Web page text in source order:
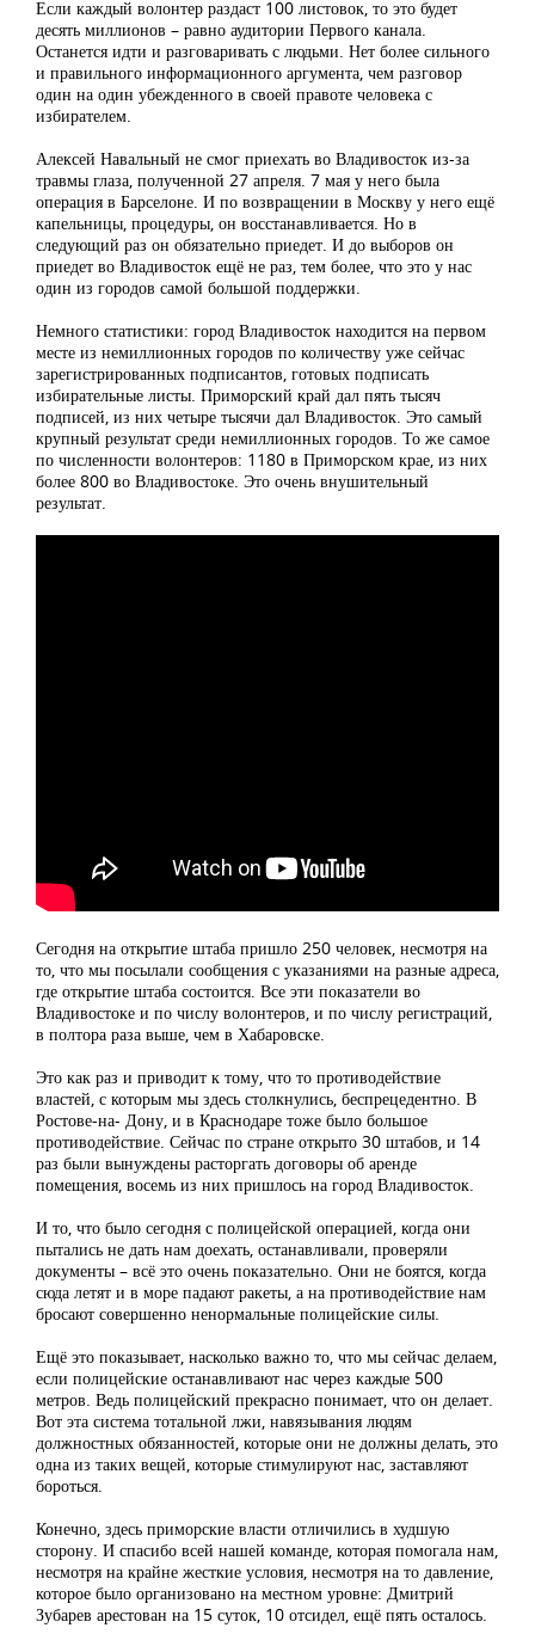
Если каждый волонтер раздаст 100 листовок, то это будет
десять миллионов – равно аудитории Первого канала.
Останется идти и разговаривать с людьми. Нет более сильного
и правильного информационного аргумента, чем разговор
один на один убежденного в своей правоте человека с
избирателем.
Алексей Навальный не смог приехать во Владивосток из-за
травмы глаза, полученной 27 апреля. 7 мая у него была
операция в Барселоне. И по возвращении в Москву у него ещё
капельницы, процедуры, он восстанавливается. Но в
следующий раз он обязательно приедет. И до выборов он
приедет во Владивосток ещё не раз, тем более, что это у нас
один из городов самой большой поддержки.
Немного статистики: город Владивосток находится на первом
месте из немиллионных городов по количеству уже сейчас
зарегистрированных подписантов, готовых подписать
избирательные листы. Приморский край дал пять тысяч
подписей, из них четыре тысячи дал Владивосток. Это самый
крупный результат среди немиллионных городов. То же самое
по численности волонтеров: 1180 в Приморском крае, из них
более 800 во Владивостоке. Это очень внушительный
результат.
Сегодня на открытие штаба пришло 250 человек, несмотря на
то, что мы посылали сообщения с указаниями на разные адреса,
где открытие штаба состоится. Все эти показатели во
Владивостоке и по числу волонтеров, и по числу регистраций,
в полтора раза выше, чем в Хабаровске.
Это как раз и приводит к тому, что то противодействие
властей, с которым мы здесь столкнулись, беспрецедентно. В
Ростове-на- Дону, и в Краснодаре тоже было большое
противодействие. Сейчас по стране открыто 30 штабов, и 14
раз были вынуждены расторгать договоры об аренде
помещения, восемь из них пришлось на город Владивосток.
И то, что было сегодня с полицейской операцией, когда они
пытались не дать нам доехать, останавливали, проверяли
документы – всё это очень показательно. Они не боятся, когда
сюда летят и в море падают ракеты, а на противодействие нам
бросают совершенно ненормальные полицейские силы.
Ещё это показывает, насколько важно то, что мы сейчас делаем,
если полицейские останавливают нас через каждые 500
метров. Ведь полицейский прекрасно понимает, что он делает.
Вот эта система тотальной лжи, навязывания людям
должностных обязанностей, которые они не должны делать, это
одна из таких вещей, которые стимулируют нас, заставляют
бороться.
Конечно, здесь приморские власти отличились в худшую
сторону. И спасибо всей нашей команде, которая помогала нам,
несмотря на крайне жесткие условия, несмотря на то давление,
которое было организовано на местном уровне: Дмитрий
Зубарев арестован на 15 суток, 10 отсидел, ещё пять осталось.